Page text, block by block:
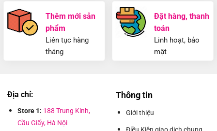
Thêm mới sản
phẩm
Liên tục hàng
tháng
Đặt hàng, thanh
toán
Linh hoạt, bảo
mật
Địa chỉ:
Store 1: 188 Trung Kính,
Cầu Giấy, Hà Nội
Thông tin
Giới thiệu